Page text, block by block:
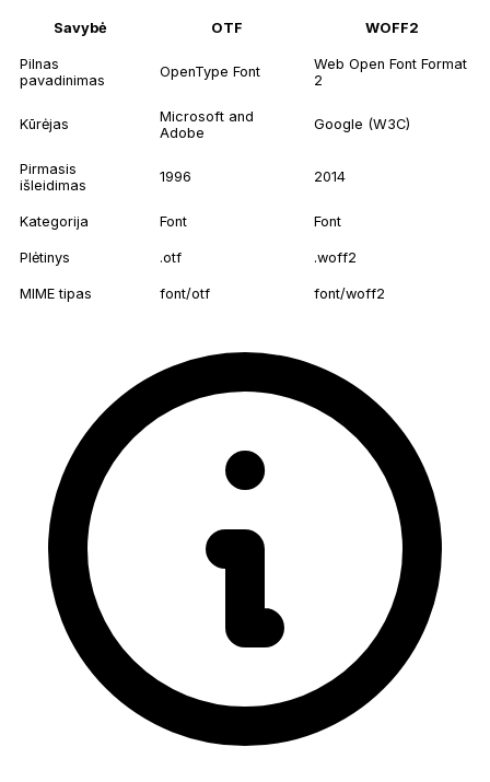
Savybė OTF WOFF2
Pilnas
pavadinimas
OpenType Font
Web Open Font Format
2
Kūrėjas
Microsoft and
Adobe
Google (W3C)
Pirmasis
išleidimas
1996 2014
Kategorija Font Font
Plėtinys .otf .woff2
MIME tipas font/otf font/woff2